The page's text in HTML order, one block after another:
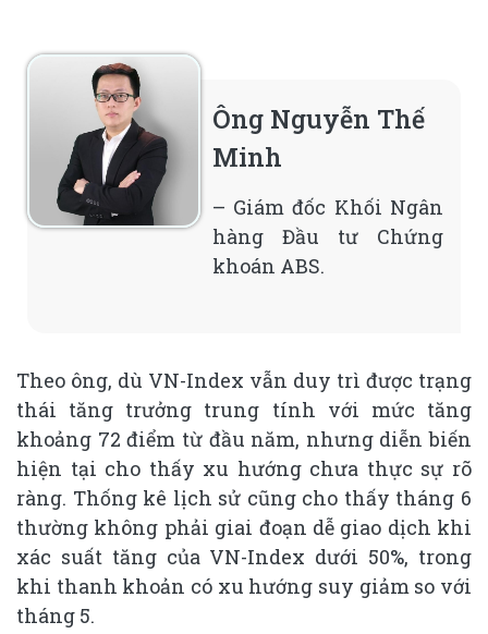
Ông Nguyễn Thế
Minh
– Giám đốc Khối Ngân
hàng Đầu tư Chứng
khoán ABS.
Theo ông, dù VN-Index vẫn duy trì được trạng
thái tăng trưởng trung tính với mức tăng
khoảng 72 điểm từ đầu năm, nhưng diễn biến
hiện tại cho thấy xu hướng chưa thực sự rõ
ràng. Thống kê lịch sử cũng cho thấy tháng 6
thường không phải giai đoạn dễ giao dịch khi
xác suất tăng của VN-Index dưới 50%, trong
khi thanh khoản có xu hướng suy giảm so với
tháng 5.